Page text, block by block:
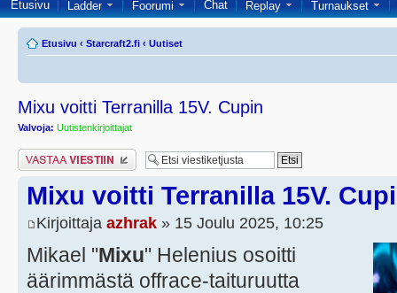
Etusivu Ladder Foorumi Chat Replay Turnaukset
Etusivu ‹ Starcraft2.fi ‹ Uutiset
Mixu voitti Terranilla 15V. Cupin
Valvoja: Uutistenkirjoittajat
Lähetä vastaus
Mixu voitti Terranilla 15V.
Kirjoittaja azhrak » 15 Joulu 2025, 10:25
Mikael "Mixu" Helenius osoitti
äärimmästä offrace-taituruutta